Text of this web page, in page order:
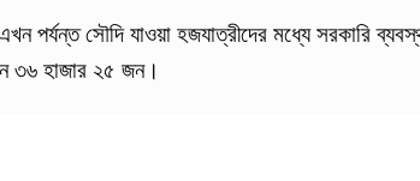
পর্যন্ত সৌদি যাওয়া হজযাত্রীদের মধ্যে সরকারি
৩৬ হাজার ২৫ জন।